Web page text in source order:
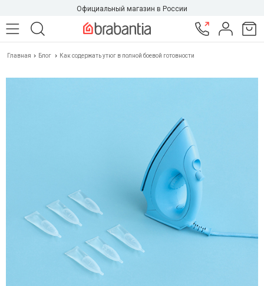
Официальный магазин в России
Главная Блог Как содержать утюг в полной боевой готовности